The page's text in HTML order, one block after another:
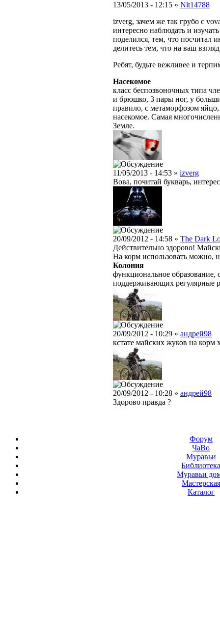
13/05/2013 - 12:15 » Nit14788
izverg, зачем же так грубо с
интересно наблюдать и
поделился, тем, что посчитал
делитесь тем, что на ваш
Ребят, будьте вежливее и
Насекомое
класс беспозвоночных типа
и брюшко, 3 пары ног, у
правило, с метаморфозом
насекомое. Самая
Земле.
11/05/2013 - 14:53 » izverg
Вова, почитай букварь,
20/09/2012 - 14:58 » The Dark
Действительно здорово!
На корм использовать можно,
Колония
функциональное образование,
поддерживающих регулярные
20/09/2012 - 10:29 » андрей98
кстате майских жуков на корм
20/09/2012 - 10:28 » андрей98
Здорово правда ?
Форум
ЧаВо
Муравьи
Муравьи
Мастерская
Каталог